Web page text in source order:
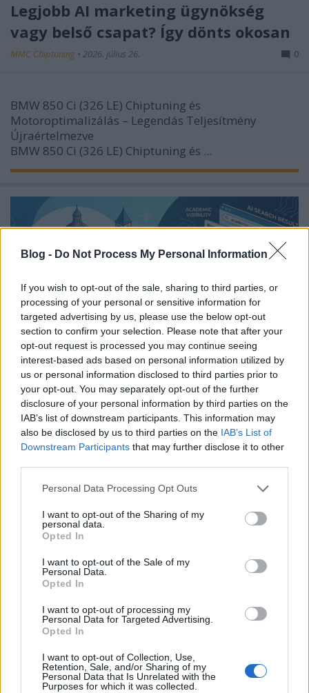
Blog - Do Not Process My Personal Information
If you wish to opt-out of the sale, sharing to third parties, or
processing of your personal or sensitive information for
targeted advertising by us, please use the below opt-out
section to confirm your selection. Please note that after your
opt-out request is processed you may continue seeing
interest-based ads based on personal information utilized by
us or personal information disclosed to third parties prior to
your opt-out. You may separately opt-out of the further
disclosure of your personal information by third parties on the
IAB’s list of downstream participants. This information may
also be disclosed by us to third parties on the IAB’s List of
Downstream Participants that may further disclose it to other
Please note that this website/app uses one or more Google
not limited to your visit or usage behaviour. You may click to
grant or deny consent to Google and its third-party tags to
use your data for below specified purposes in below Google
consent section.
Personal Data Processing Opt Outs
I want to opt-out of the Sharing of my
personal data.
Opted In
I want to opt-out of the Sale of my
Personal Data.
Opted In
I want to opt-out of processing my
Personal Data for Targeted Advertising.
Opted In
I want to opt-out of Collection, Use,
Retention, Sale, and/or Sharing of my
Personal Data that Is Unrelated with the
Purposes for which it was collected.
Legjobb AI marketing ügynökség
vagy belső csapat? Így dönts okosan
MMC Chiptuning • 2026. július 26. 0
BMW 850 Ci (326 LE) Chiptuning és
Motoroptimalizálás – Legendás Teljesítmény
Újraértelmezve
BMW 850 Ci (326 LE) Chiptuning és ...
Unsichtbare Bildungsmarken: Wie
Bildungseinrichtungen in der KI-
Suche sichtbar bleiben
Unsichtbare Bildungsmarken: Wie
Bildungseinrichtungen in der KI-Suche sichtbar
bleiben
Die Suche wird seit der Einführung des indizierten
Webs durch ...